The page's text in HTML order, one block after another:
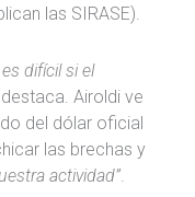
las SIRASE).
difícil si el
Airoldi ve
del dólar oficial
las brechas y
actividad”.